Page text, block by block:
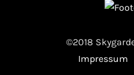
©2018
Impressum